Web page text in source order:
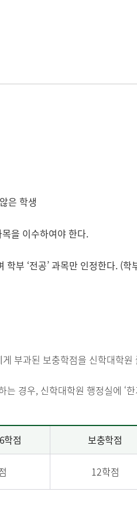
은 학생
을 이수하여야 한다.
부 ‘전공’ 과목만 인정한다. (학
부과된 보충학점을 신학대학
경우, 신학대학원 행정실에 ‘
학점
보충학점
12학점